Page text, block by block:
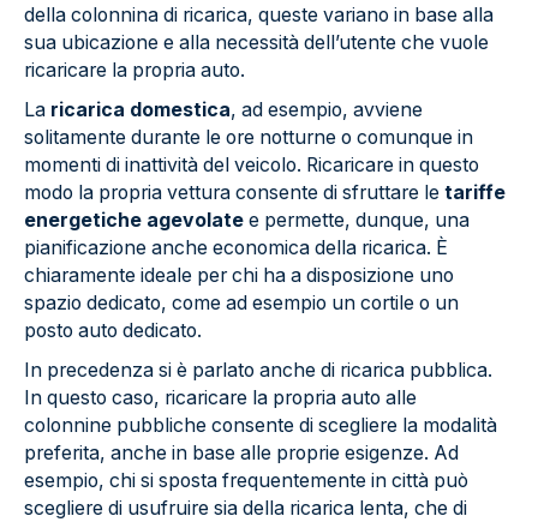
della colonnina di ricarica, queste variano in base alla
sua ubicazione e alla necessità dell’utente che vuole
ricaricare la propria auto.
La ricarica domestica, ad esempio, avviene
solitamente durante le ore notturne o comunque in
momenti di inattività del veicolo. Ricaricare in questo
modo la propria vettura consente di sfruttare le tariffe
energetiche agevolatee permette, dunque, una
pianificazione anche economica della ricarica. È
chiaramente ideale per chi ha a disposizione uno
spazio dedicato, come ad esempio un cortile o un
posto auto dedicato.
In precedenza si è parlato anche di ricarica pubblica.
In questo caso, ricaricare la propria auto alle
colonnine pubbliche consente di scegliere la modalità
preferita, anche in base alle proprie esigenze. Ad
esempio, chi si sposta frequentemente in città può
scegliere di usufruire sia della ricarica lenta, che di